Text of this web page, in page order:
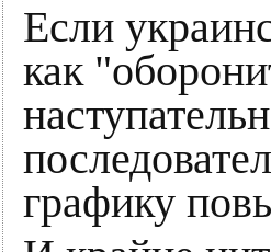
Если
как
графику